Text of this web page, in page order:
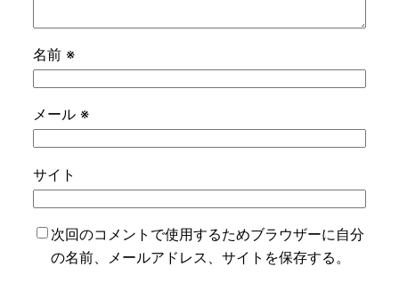
名前 ※
メール ※
サイト
次回のコメントで使用するためブラウザーに自分
の名前、メールアドレス、サイトを保存する。